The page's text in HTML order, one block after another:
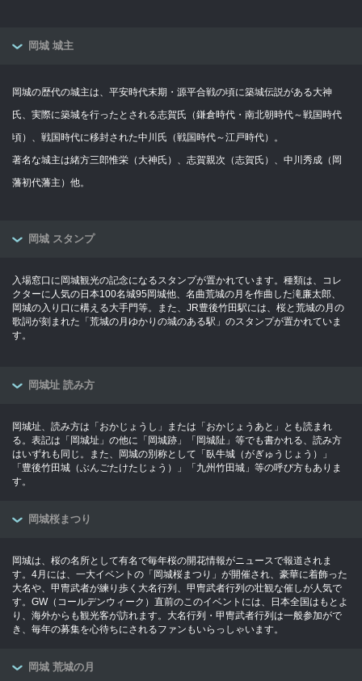
岡城 城主
岡城の歴代の城主は、平安時代末期・源平合戦の頃に築城伝説がある大神
氏、実際に築城を行ったとされる志賀氏（鎌倉時代・南北朝時代～戦国時代
頃）、戦国時代に移封された中川氏（戦国時代～江戸時代）。
著名な城主は緒方三郎惟栄（大神氏）、志賀親次（志賀氏）、中川秀成（岡
藩初代藩主）他。
岡城 スタンプ
入場窓口に岡城観光の記念になるスタンプが置かれています。種類は、コレ
クターに人気の日本100名城95岡城他、名曲荒城の月を作曲した滝廉太郎、
岡城の入り口に構える大手門等。また、JR豊後竹田駅には、桜と荒城の月の
歌詞が刻まれた「荒城の月ゆかりの城のある駅」のスタンプが置かれていま
す。
岡城址 読み方
岡城址、読み方は「おかじょうし」または「おかじょうあと」とも読まれ
る。表記は「岡城址」の他に「岡城跡」「岡城阯」等でも書かれる、読み方
はいずれも同じ。また、岡城の別称として「臥牛城（がぎゅうじょう）」
「豊後竹田城（ぶんごたけたじょう）」「九州竹田城」等の呼び方もありま
す。
岡城桜まつり
岡城は、桜の名所として有名で毎年桜の開花情報がニュースで報道されま
す。4月には、一大イベントの「岡城桜まつり」が開催され、豪華に着飾った
大名や、甲冑武者が練り歩く大名行列、甲冑武者行列の壮観な催しが人気で
す。GW（コールデンウィーク）直前のこのイベントには、日本全国はもとよ
り、海外からも観光客が訪れます。大名行列・甲冑武者行列は一般参加がで
き、毎年の募集を心待ちにされるファンもいらっしゃいます。
岡城 荒城の月